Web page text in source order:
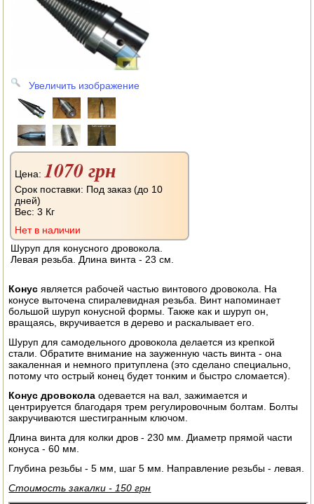
ДЛЯ ОГОРОДА
НАВЕСНОЕ ДЛЯ МОТОБЛОКОВ
СЕПАРАТОРЫ И МАСЛОБОЙКИ
СЫРОВАРНИ
ШИНКОВКИ
ОБОГРЕВАТЕЛИ
ДРОВОКОЛЫ
ГАЗОВЫЕ БАЛЛОНЫ
ЭЛЕКТРО И БЕНЗО ИНСТРУМЕНТ
ЭЛЕКТРО ШАШЛЫЧНИЦЫ
СОКОВЫЖИМАЛКИ
СУШИЛКИ ПРОДУКТОВ
СОКОВАРКИ
ТОВАРЫ ДЛЯ ЗИМЫ
Увеличить изображение
Цена:1070 грн
Срок поставки: Под заказ (до 10
дней)
Вес:3 Кг
Нет в наличии
Шуруп для конусного дровокола.
Левая резьба. Длина винта - 23 см.
Конус является рабочей частью винтового дровокола. На
конусе выточена спиралевидная резьба. Винт напоминает
большой шуруп конусной формы. Также как и шуруп он,
вращаясь, вкручивается в дерево и раскалывает его.
Шуруп для самодельного дровокола делается из крепкой
стали. Обратите внимание на зауженную часть винта - она
закаленная и немного притуплена (это сделано специально,
потому что острый конец будет тонким и быстро сломается).
Конус дровокола одевается на вал, зажимается и
центрируется благодаря трем регулировочным болтам. Болты
закручиваются шестигранным ключом.
Длина винта для колки дров - 230 мм. Диаметр прямой части
конуса - 60 мм.
Глубина резьбы - 5 мм, шаг 5 мм. Направление резьбы - левая.
Стоимость закалки - 150 грн